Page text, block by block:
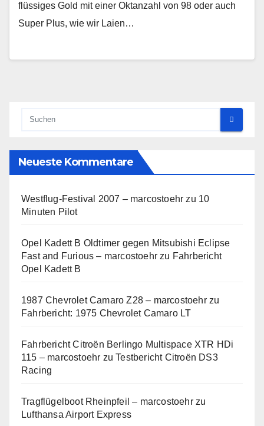
flüssiges Gold mit einer Oktanzahl von 98 oder auch
Super Plus, wie wir Laien…
Neueste Kommentare
Westflug-Festival 2007 – marcostoehr zu 10
Minuten Pilot
Opel Kadett B Oldtimer gegen Mitsubishi Eclipse
Fast and Furious – marcostoehr zu Fahrbericht
Opel Kadett B
1987 Chevrolet Camaro Z28 – marcostoehrzu
Fahrbericht: 1975 Chevrolet Camaro LT
Fahrbericht Citroën Berlingo Multispace XTR HDi
115 – marcostoehr zuTestbericht Citroën DS3
Racing
Tragflügelboot Rheinpfeil – marcostoehrzu
Lufthansa Airport Express